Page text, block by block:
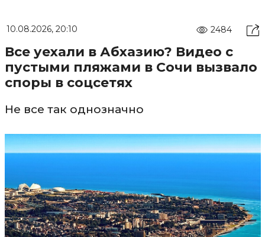
10.08.2026, 20:10 2484
Все уехали в Абхазию? Видео с
пустыми пляжами в Сочи вызвало
споры в соцсетях
Не все так однозначно